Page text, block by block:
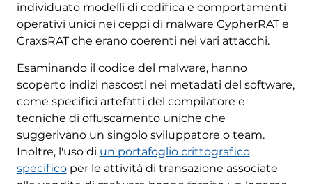
individuato modelli di codifica e comportamenti
operativi unici nei ceppi di malware CypherRAT e
CraxsRAT che erano coerenti nei vari attacchi.
Esaminando il codice del malware, hanno
scoperto indizi nascosti nei metadati del software,
come specifici artefatti del compilatore e
tecniche di offuscamento uniche che
suggerivano un singolo sviluppatore o team.
Inoltre, l'uso di un portafoglio crittografico
specificoper le attività di transazione associate